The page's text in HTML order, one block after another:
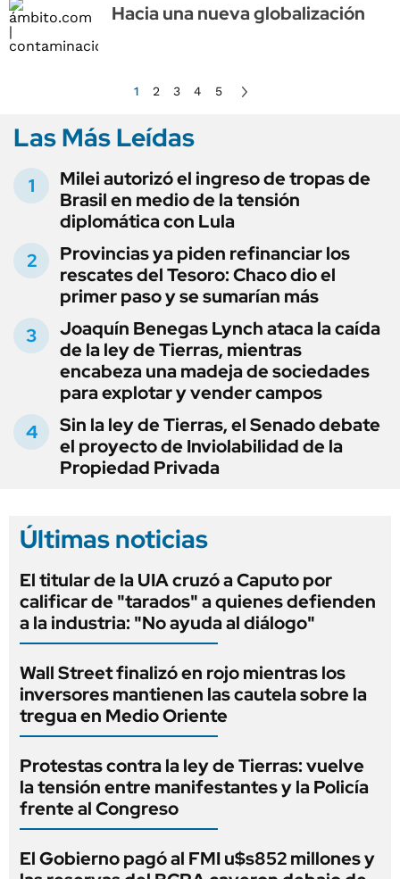
Hacia una nueva globalización
1 2 3 4 5
Las Más Leídas
Milei autorizó el ingreso de tropas de
Brasil en medio de la tensión
diplomática con Lula
Provincias ya piden refinanciar los
rescates del Tesoro: Chaco dio el
primer paso y se sumarían más
Joaquín Benegas Lynch ataca la caída
de la ley de Tierras, mientras
encabeza una madeja de sociedades
para explotar y vender campos
Sin la ley de Tierras, el Senado debate
el proyecto de Inviolabilidad de la
Propiedad Privada
Últimas noticias
El titular de la UIA cruzó a Caputo por
calificar de "tarados" a quienes defienden
a la industria: "No ayuda al diálogo"
Wall Street finalizó en rojo mientras los
inversores mantienen las cautela sobre la
tregua en Medio Oriente
Protestas contra la ley de Tierras: vuelve
la tensión entre manifestantes y la Policía
frente al Congreso
El Gobierno pagó al FMI u$s852 millones y